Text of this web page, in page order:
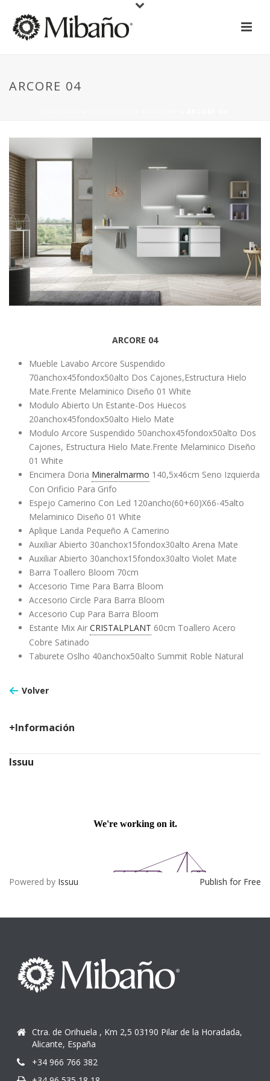
ARCORE 04
ARCORE 04
Mueble Lavabo Arcore Suspendido
70anchox45fondox50alto Dos Cajones,Estructura Hielo
Mate.Frente Melaminico Diseño 01 White
Modulo Abierto Un Estante-Dos Huecos
20anchox45fondox50alto Hielo Mate
Modulo Arcore Suspendido 50anchox45fondox50alto Dos
Cajones, Estructura Hielo Mate.Frente Melaminico Diseño
01 White
Encimera Doria Mineralmarmo 140,5x46cm Seno Izquierda
Con Orificio Para Grifo
Espejo Camerino Con Led 120ancho(60+60)X66-45alto
Melaminico Diseño 01 White
Aplique Landa Pequeño A Camerino
Auxiliar Abierto 30anchox15fondox30alto Arena Mate
Auxiliar Abierto 30anchox15fondox30alto Violet Mate
Barra Toallero Bloom 70cm
Accesorio Time Para Barra Bloom
Accesorio Circle Para Barra Bloom
Accesorio Cup Para Barra Bloom
Estante Mix Air CRISTALPLANT 60cm Toallero Acero
Cobre Satinado
Taburete Oslho 40anchox50alto Summit Roble Natural
Volver
+Información
Issuu
Powered by Issuu Publish for Free
Ctra. de Orihuela , Km 2,5 03190 Pilar de la Horadada,
Alicante, España
+34 966 766 382